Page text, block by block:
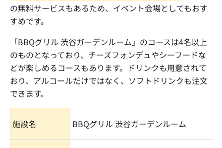
の無料サービスもあるため、イベント会場としてもおす
すめです。
「BBQグリル 渋谷ガーデンルーム」のコースは4名以上
のものとなっており、チーズフォンデュやシーフードな
どが楽しめるコースもあります。ドリンクも用意されて
おり、アルコールだけではなく、ソフトドリンクも注文
できます。
施設名 BBQグリル 渋谷ガーデンルーム